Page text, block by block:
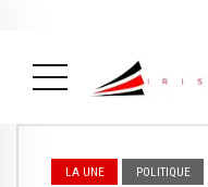
LA UNE POLITIQUE